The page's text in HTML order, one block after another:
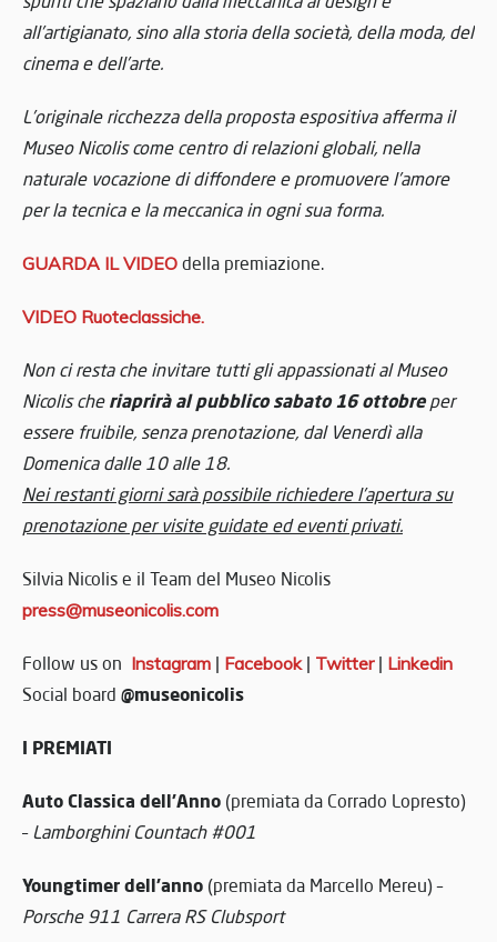
all’artigianato, sino alla storia della società, della moda, del
cinema e dell’arte.
L’originale ricchezza della proposta espositiva afferma il
Museo Nicolis come centro di relazioni globali, nella
naturale vocazione di diffondere e promuovere l’amore
per la tecnica e la meccanica in ogni sua forma.
GUARDA IL VIDEO della premiazione.
VIDEO Ruoteclassiche.
Non ci resta che invitare tutti gli appassionati al Museo
Nicolis che riaprirà al pubblico sabato 16 ottobreper
essere fruibile, senza prenotazione, dal Venerdì alla
Domenica dalle 10 alle 18.
Nei restanti giorni sarà possibile richiedere l’apertura su
prenotazione per visite guidate ed eventi privati.
Silvia Nicolis e il Team del Museo Nicolis
press@museonicolis.com
Follow us on Instagram | Facebook| Twitter| Linkedin
Social board @museonicolis
I PREMIATI
Auto Classica dell’Anno (premiata da Corrado Lopresto)
– Lamborghini Countach #001
Youngtimer dell’anno (premiata da Marcello Mereu) –
Porsche 911 Carrera RS Clubsport